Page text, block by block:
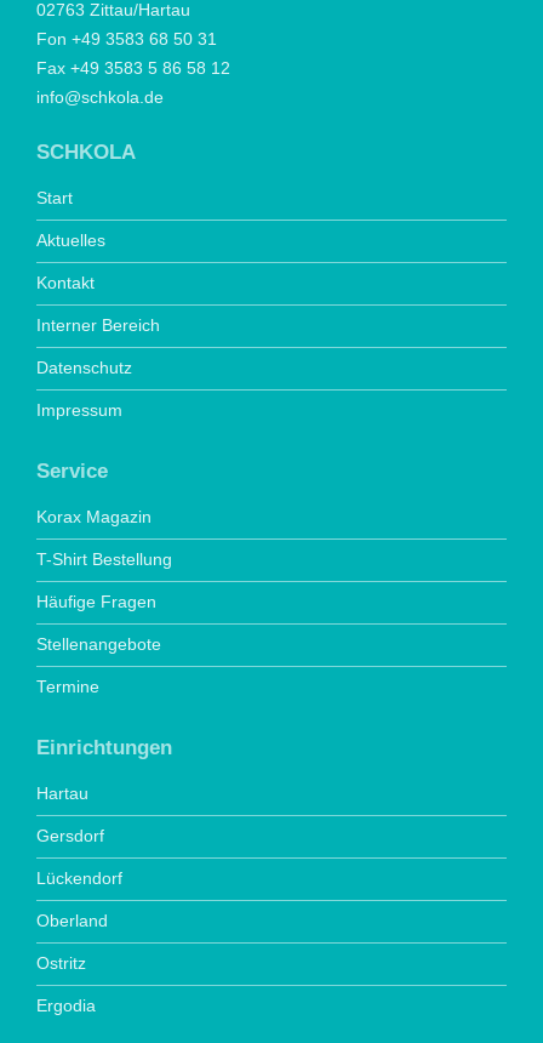
02763 Zittau/Hartau
Fon +49 3583 68 50 31
Fax +49 3583 5 86 58 12
info@schkola.de
SCHKOLA
Start
Aktuelles
Kontakt
Interner Bereich
Datenschutz
Impressum
Service
Korax Magazin
T-Shirt Bestellung
Häufige Fragen
Stellenangebote
Termine
Einrichtungen
Hartau
Gersdorf
Lückendorf
Oberland
Ostritz
Ergodia